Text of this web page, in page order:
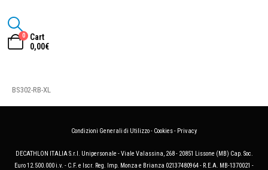
0
Cart
0,00€
BS302-RB-XL
Condizioni Generali di Utilizzo- Cookies- Privacy
DECATHLON ITALIA S.r.l. Unipersonale - Viale Valassina, 268 - 20851 Lissone (MB) Cap. Soc.
Euro 12.500.000 i.v. - C.F. e Iscr. Reg. Imp. Monza e Brianza 02137480964 - R.E.A. MB-1370021 -